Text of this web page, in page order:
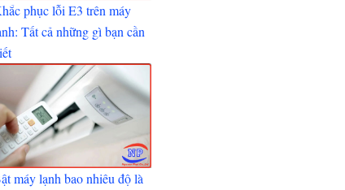
phục lỗi E3 trên máy
Tất cả những gì bạn cần
máy lạnh bao nhiêu độ là